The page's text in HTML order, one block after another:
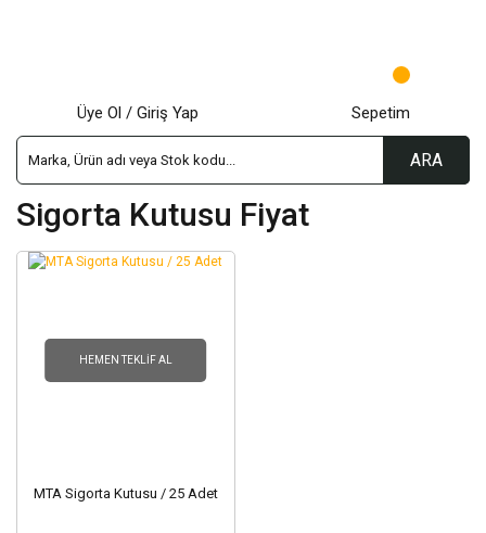
ARA
Üye Ol / Giriş Yap Sepetim
Sigorta Kutusu Fiyat
HEMEN TEKLIF AL
MTA Sigorta Kutusu / 25 Adet